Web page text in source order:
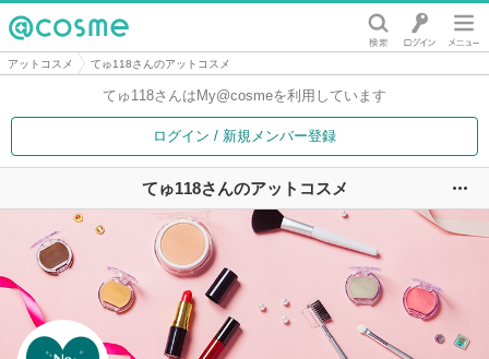
@cosme
アットコスメ てゅ118さんのアットコスメ
てゅ118さんは My@cosmeを利用しています
ログイン / 新規メンバー登録
てゅ118さんのアットコスメ